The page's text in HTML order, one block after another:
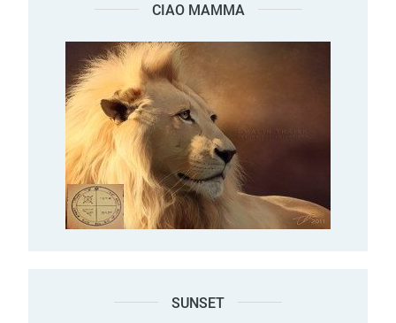
CIAO MAMMA
SUNSET